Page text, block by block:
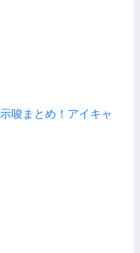
唆まとめ！アイキャ